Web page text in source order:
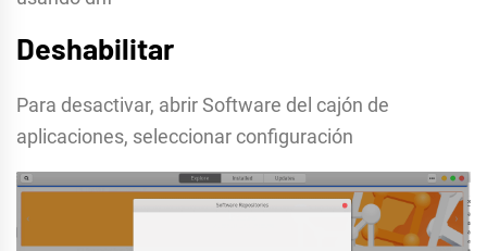
Deshabilitar
Para desactivar, abrir Software del cajón de
aplicaciones, seleccionar configuración